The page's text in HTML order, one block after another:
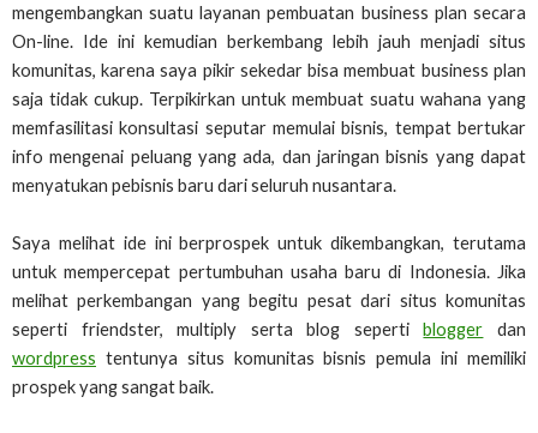
mengembangkan suatu layanan pembuatan business plan secara
On-line. Ide ini kemudian berkembang lebih jauh menjadi situs
komunitas, karena saya pikir sekedar bisa membuat business plan
saja tidak cukup. Terpikirkan untuk membuat suatu wahana yang
memfasilitasi konsultasi seputar memulai bisnis, tempat bertukar
info mengenai peluang yang ada, dan jaringan bisnis yang dapat
menyatukan pebisnis baru dari seluruh nusantara.
Saya melihat ide ini berprospek untuk dikembangkan, terutama
untuk mempercepat pertumbuhan usaha baru di Indonesia. Jika
melihat perkembangan yang begitu pesat dari situs komunitas
seperti friendster, multiply serta
blog sepertiblogger dan
wordpress tentunya situs komunitas bisnis pemula ini memiliki
prospek yang sangat baik.